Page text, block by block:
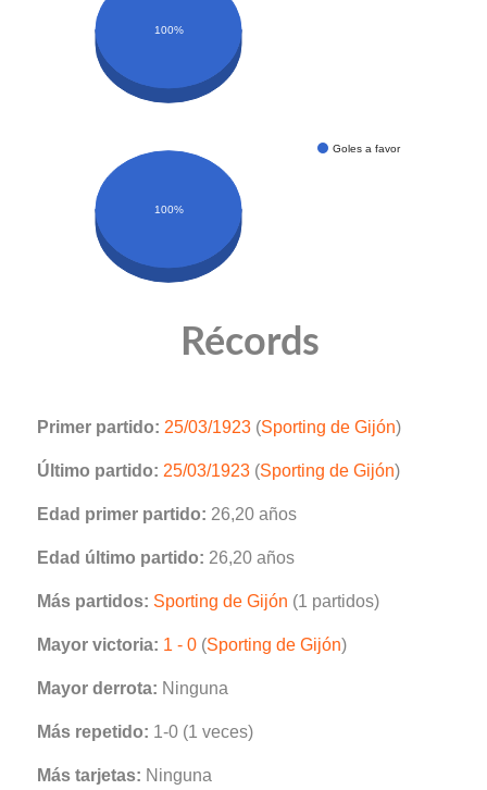
100%
Goles a favor
100%
Récords
Primer partido: 25/03/1923 (Sporting de Gijón)
Último partido: 25/03/1923 (Sporting de Gijón)
Edad primer partido: 26,20 años
Edad último partido: 26,20 años
Más partidos: Sporting de Gijón (1 partidos)
Mayor victoria: 1 - 0 (Sporting de Gijón)
Mayor derrota: Ninguna
Más repetido: 1-0 (1 veces)
Más tarjetas: Ninguna